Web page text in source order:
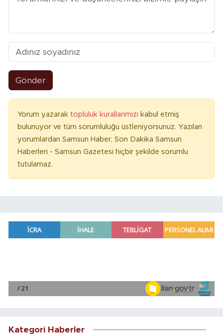
Gönder
Yorum yazarak topluluk kurallarımızı kabul etmiş
bulunuyor ve tüm sorumluluğu üstleniyorsunuz. Yazılan
yorumlardan Samsun Haber, Son Dakika Samsun
Haberleri - Samsun Gazetesi hiçbir şekilde sorumlu
tutulamaz.
Kategori Haberler